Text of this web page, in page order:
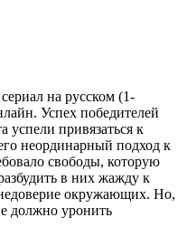
на русском (1-
Успех победителей
успели привязаться к
неординарный подход к
свободы, которую
в них жажду к
окружающих. Но,
должно уронить